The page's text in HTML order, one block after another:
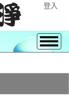
登入